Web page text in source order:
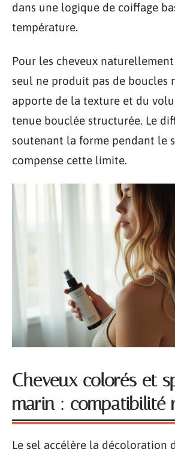
dans une logique de coiffage
température.
Pour les cheveux
seul ne produit pas de boucles
apporte de la texture et du
tenue bouclée structurée. Le
soutenant la forme pendant le
compense cette limite.
Cheveux colorés et
marin : compatibilité
Le sel accélère la décoloration